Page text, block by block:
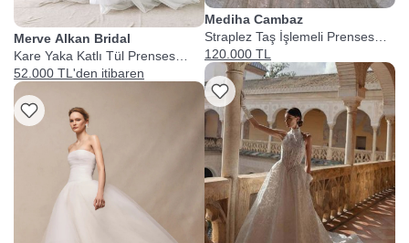
Merve Alkan Bridal
Kare Yaka Katlı Tül Prenses
Gelinlik
52.000 TL'den itibaren
Mediha Cambaz
Straplez Taş İşlemeli Prenses
Gelinlik
120.000 TL